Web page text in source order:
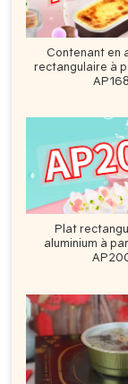
Contenant en
rectangulaire à
AP168
Plat
aluminium à